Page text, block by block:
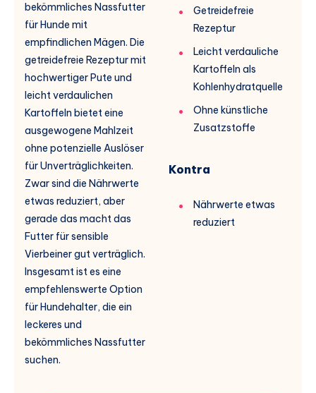
bekömmliches Nassfutter
für Hunde mit
empfindlichen Mägen. Die
getreidefreie Rezeptur mit
hochwertiger Pute und
leicht verdaulichen
Kartoffeln bietet eine
ausgewogene Mahlzeit
ohne potenzielle Auslöser
für Unverträglichkeiten.
Zwar sind die Nährwerte
etwas reduziert, aber
gerade das macht das
Futter für sensible
Vierbeiner gut verträglich.
Insgesamt ist es eine
empfehlenswerte Option
für Hundehalter, die ein
leckeres und
bekömmliches Nassfutter
suchen.
Getreidefreie
Rezeptur
Leicht verdauliche
Kartoffeln als
Kohlenhydratquelle
Ohne künstliche
Zusatzstoffe
Kontra
Nährwerte etwas
reduziert